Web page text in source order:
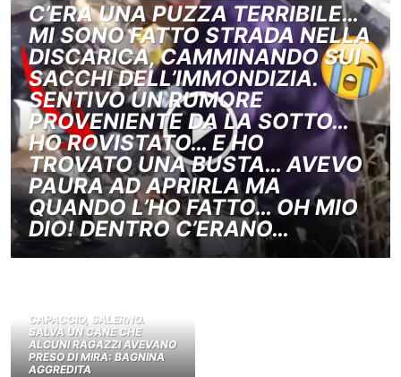
C’ERA UNA PUZZA TERRIBILE…
MI SONO FATTO STRADA NELLA
DISCARICA, CAMMINANDO SUI
SACCHI DELL’IMMONDIZIA.
SENTIVO UN RUMORE
PROVENIENTE DA LA SOTTO…
HO ROVISTATO… E HO
TROVATO UNA BUSTA… AVEVO
PAURA AD APRIRLA MA
QUANDO L’HO FATTO… OH MIO
DIO! DENTRO C’ERANO…
CAPACCIO, SALERNO.
SALVA UN CANE CHE
ALCUNI RAGAZZI AVEVANO
PRESO DI MIRA: BAGNINA
AGGREDITA